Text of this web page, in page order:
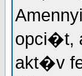
opci�t,
akt�v